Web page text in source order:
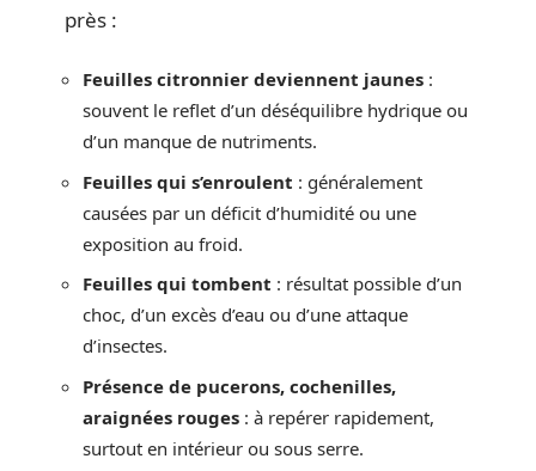
près :
Feuilles citronnier deviennent jaunes :
souvent le reflet d’un déséquilibre hydrique ou
d’un manque de nutriments.
Feuilles qui s’enroulent : généralement
causées par un déficit d’humidité ou une
exposition au froid.
Feuilles qui tombent : résultat possible d’un
choc, d’un excès d’eau ou d’une attaque
d’insectes.
Présence de pucerons, cochenilles,
araignées rouges : à repérer rapidement,
surtout en intérieur ou sous serre.